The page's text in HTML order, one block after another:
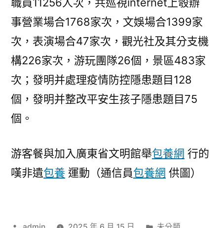
事營業場合1768家次，文娛場合1399家
次，表演場合47家次，觀光社及其分支機
構226家次，游玩團隊26個，景區483家
次；發明并處理疫情防控隱患題目128
個，發明并整改平安生孩子隱患題目75
個。
游客餐與加入廣東省文明館舉包養網 行的
嘆非遺包養 運動（通信員包養網 供圖）